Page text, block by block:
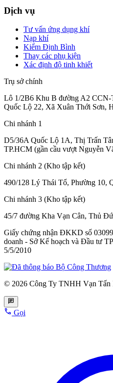
Dịch vụ
Tư vấn ứng dụng khí
Nạp khí
Kiểm Định Bình
Thay các phụ kiện
Xác định độ tinh khiết
Trụ sở chính
Lô 1/2B6 Khu B đường A2
Quốc Lộ 22, Xã Xuân Thới Sơn,
Chi nhánh 1
D5/36A Quốc Lộ 1A, Thị Trấn
TP.HCM (gần cầu vượt Nguyễn
Chi nhánh 2 (Kho tập kết)
490/128 Lý Thái Tổ, Phường 10,
Chi nhánh 3 (Kho tập kết)
45/7 đường Kha Vạn Cân, Thủ
Giấy chứng nhận ĐKKD số
doanh - Sở Kế hoạch và Đầu tư
5/5/2010
© 2026 Công Ty TNHH Vạn Tấn
Gọi